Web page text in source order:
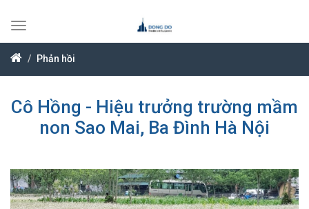
Toggle
navigation
Phản hồi
Cô Hồng - Hiệu trưởng trường mầm
non Sao Mai, Ba Đình Hà Nội